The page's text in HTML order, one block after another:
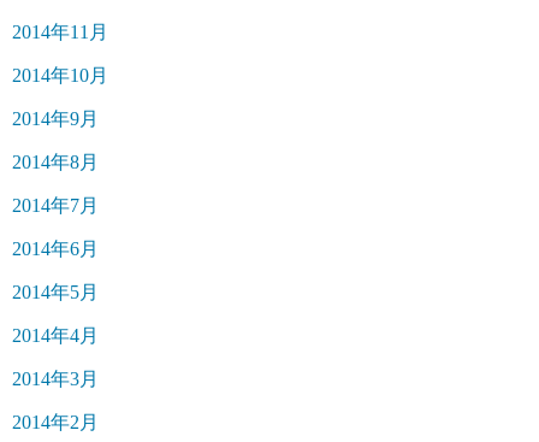
2014年11月
2014年10月
2014年9月
2014年8月
2014年7月
2014年6月
2014年5月
2014年4月
2014年3月
2014年2月